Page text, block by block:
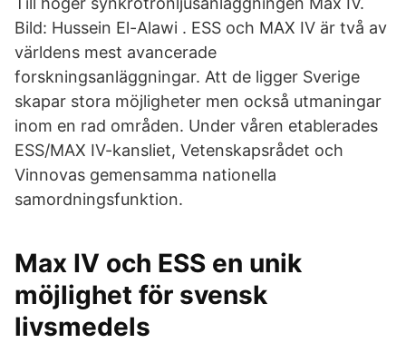
Bild: Hussein El-Alawi . ESS och MAX IV är två av
världens mest avancerade
forskningsanläggningar. Att de ligger Sverige
skapar stora möjligheter men också utmaningar
inom en rad områden. Under våren etablerades
ESS/MAX IV-kansliet, Vetenskapsrådet och
Vinnovas gemensamma nationella
samordningsfunktion.
Max IV och ESS en unik
möjlighet för svensk
livsmedels